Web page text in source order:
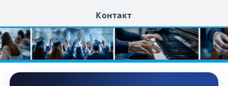
Контакт